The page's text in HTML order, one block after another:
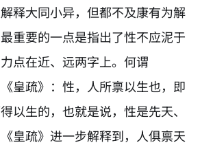
释大同小异，但都不及康有为解
重要的一点是指出了性不应泥于
点在近、远两字上。何谓
皇疏》：性，人所禀以生也，即
以生的，也就是说，性是先天、
皇疏》进一步解释到，人俱禀天